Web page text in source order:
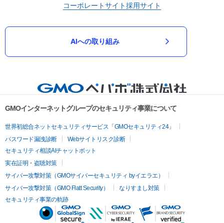
コーポレートサイト採用サイト
AIへの取り組み
GMOインターネットグループのセキュリティ事業について
世界初総合ネットセキュリティサービス「GMOセキュリティ24」
パスワード漏洩診断
Webサイトリスク診断
セキュリティ相談AIチャットボット
実在証明・盗聴対策
サイバー攻撃対策（GMOサイバーセキュリティ byイエラエ）
サイバー攻撃対策（GMO Flatt Security）
なりすまし対策
セキュリティ事業の軌跡